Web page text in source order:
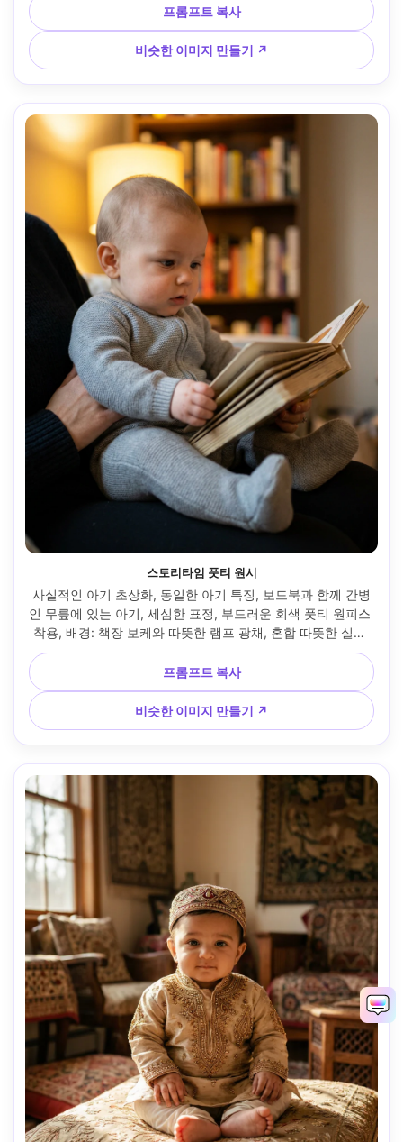
도, 따뜻한 톤, 사실적인 코듀로이 능선, 다큐멘터리 가족 생활
분위기, 날카로운 초점 --ar 4:5
프롬프트 복사
비슷한 이미지 만들기 ↗
스토리타임 풋티 원시
사실적인 아기 초상화, 동일한 아기 특징, 보드북과 함께 간병
인 무릎에 있는 아기, 세심한 표정, 부드러운 회색 풋티 원피스
착용, 배경: 책장 보케와 따뜻한 램프 광채, 혼합 따뜻한 실용
조명, 캐논 R5, 50mm f/1.2, 아기와 책 가장자리에 단단한 프
레임, 부드러운 대비, 사실적인 피부와 원단, 책을 읽는 조용하
고 안전한 느낌 --ar 4:5
프롬프트 복사
비슷한 이미지 만들기 ↗